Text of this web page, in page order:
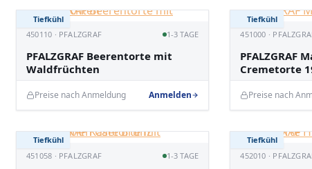
Tiefkühl
450110 · PFALZGRAF
1-3 TAGE
PFALZGRAF Beerentorte mit
Waldfrüchten
Preise nach Anmeldung Anmelden
Tiefkühl
451000 ·
PFALZGRAF
Cremetorte
Preise nach
Tiefkühl
451058 · PFALZGRAF
1-3 TAGE
Tiefkühl
452010 ·